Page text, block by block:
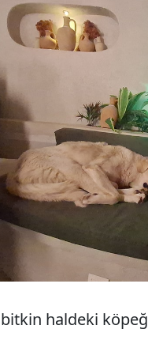
bitkin haldeki